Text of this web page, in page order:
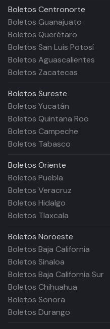
Boletos Centronorte
Boletos Guanajuato
Boletos Querétaro
Boletos San Luis Potosí
Boletos Aguascalientes
Boletos Zacatecas
Boletos Sureste
Boletos Yucatán
Boletos Quintana Roo
Boletos Campeche
Boletos Tabasco
Boletos Oriente
Boletos Puebla
Boletos Veracruz
Boletos Hidalgo
Boletos Tlaxcala
Boletos Noroeste
Boletos Baja California
Boletos Sinaloa
Boletos Baja California Sur
Boletos Chihuahua
Boletos Sonora
Boletos Durango